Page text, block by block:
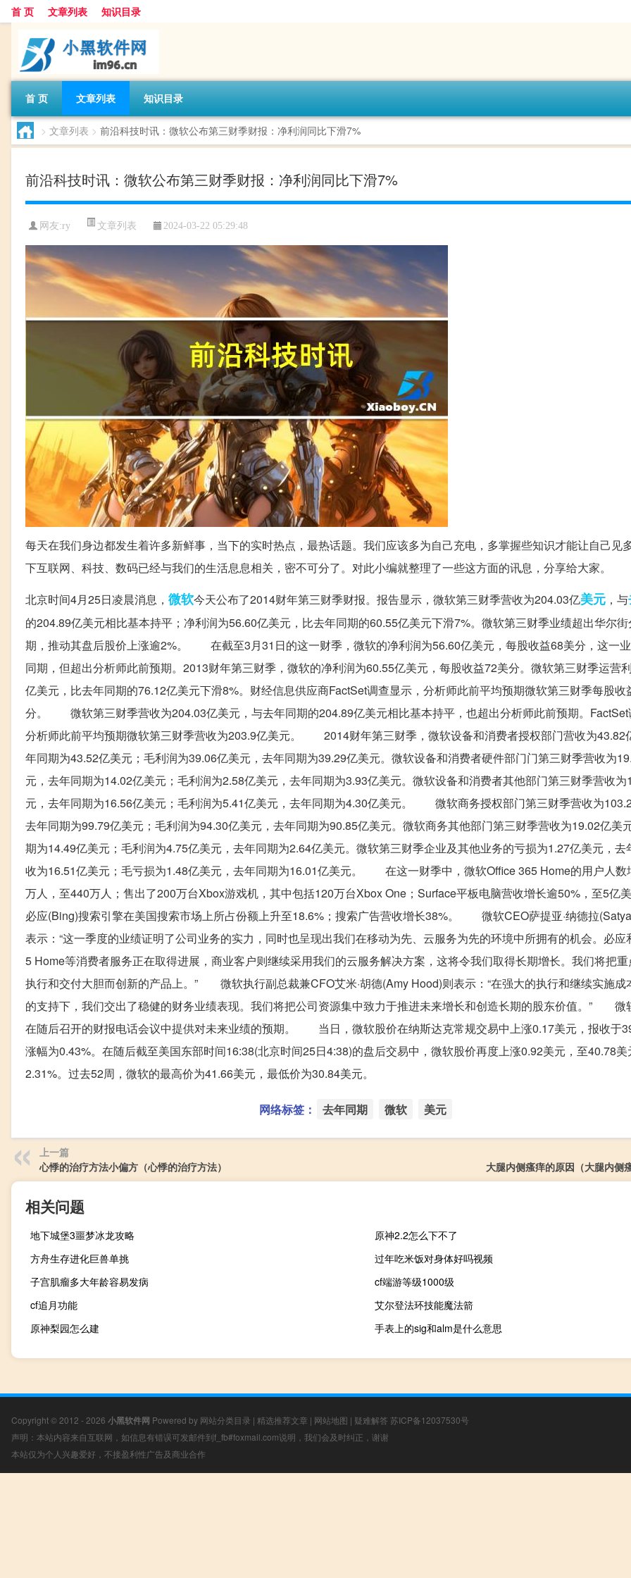
首 页 文章列表 知识目录
首 页 文章列表 知识目录
> 文章列表 > 前沿科技时讯：微软公布第三财季财报：净利润同比下滑7%
前沿科技时讯：微软公布第三财季财报：净利润同比下滑7%
网友:ry 文章列表 2024-03-22 05:29:48
每天在我们身边都发生着许多新鲜事，当下的实时热点，最热话题。我们应该多为自己充电，多掌握些知识才能让自己见
下互联网、科技、数码已经与我们的生活息息相关，密不可分了。对此小编就整理了一些这方面的讯息，分享给大家。
北京时间4月25日凌晨消息， 微软今天公布了2014财年第三财季财报。报告显示，微软第三财季营收为204.03亿美元 ，与
的204.89亿美元相比基本持平；净利润为56.60亿美元，比去年同期的60.55亿美元下滑7%。微软第三财季业绩超出华尔
期，推动其盘后股价上涨逾2%。 在截至3月31日的这一财季，微软的净利润为56.60亿美元，每股收益68美分，这一
同期，但超出分析师此前预期。2013财年第三财季，微软的净利润为60.55亿美元，每股收益72美分。微软第三财季运营
亿美元，比去年同期的76.12亿美元下滑8%。财经信息供应商FactSet调查显示，分析师此前平均预期微软第三财季每股收
分。 微软第三财季营收为204.03亿美元，与去年同期的204.89亿美元相比基本持平，也超出分析师此前预期。FactSet
分析师此前平均预期微软第三财季营收为203.9亿美元。 2014财年第三财季，微软设备和消费者授权部门营收为43.82
年同期为43.52亿美元；毛利润为39.06亿美元，去年同期为39.29亿美元。微软设备和消费者硬件部门门第三财季营收为
元，去年同期为14.02亿美元；毛利润为2.58亿美元，去年同期为3.93亿美元。微软设备和消费者其他部门第三财季营收为
元，去年同期为16.56亿美元；毛利润为5.41亿美元，去年同期为4.30亿美元。 微软商务授权部门第三财季营收为
去年同期为99.79亿美元；毛利润为94.30亿美元，去年同期为90.85亿美元。微软商务其他部门第三财季营收为19.02亿美
期为14.49亿美元；毛利润为4.75亿美元，去年同期为2.64亿美元。微软第三财季企业及其他业务的亏损为1.27亿美元，去
收为16.51亿美元；毛亏损为1.48亿美元，去年同期为16.01亿美元。 在这一财季中，微软Office 365 Home的用户人数
万人，至440万人；售出了200万台Xbox游戏机，其中包括120万台Xbox One；Surface平板电脑营收增长逾50%，至5亿
必应(Bing)搜索引擎在美国搜索市场上所占份额上升至18.6%；搜索广告营收增长38%。 微软CEO萨提亚·纳德拉
表示：“这一季度的业绩证明了公司业务的实力，同时也呈现出我们在移动为先、云服务为先的环境中所拥有的机会。必应
5 Home等消费者服务正在取得进展，商业客户则继续采用我们的云服务解决方案，这将令我们取得长期增长。我们将把
执行和交付大胆而创新的产品上。” 微软执行副总裁兼CFO艾米·胡德(Amy Hood)则表示：“在强大的执行和继续实施成
的支持下，我们交出了稳健的财务业绩表现。我们将把公司资源集中致力于推进未来增长和创造长期的股东价值。” 微
在随后召开的财报电话会议中提供对未来业绩的预期。 当日，微软股价在纳斯达克常规交易中上涨0.17美元，报收于
涨幅为0.43%。在随后截至美国东部时间16:38(北京时间25日4:38)的盘后交易中，微软股价再度上涨0.92美元，至40.78
2.31%。过去52周，微软的最高价为41.66美元，最低价为30.84美元。
网络标签： 去年同期 微软 美元
上一篇
心悸的治疗方法小偏方（心悸的治疗方法）
大腿内侧瘙痒的原因（大腿内侧
相关问题
地下城堡3噩梦冰龙攻略
原神2.2怎么下不了
方舟生存进化巨兽单挑
过年吃米饭对身体好吗视频
子宫肌瘤多大年龄容易发病
cf端游等级1000级
cf追月功能
艾尔登法环技能魔法箭
原神梨园怎么建
手表上的sig和alm是什么意思
Copyright © 2012 - 2026 小黑软件网 Powered by 网站分类目录 | 精选推荐文章 | 网站地图 | 疑难解答 苏ICP备12037530号
声明：本站内容来自互联网，如信息有错误可发邮件到f_fb#foxmail.com说明，我们会及时纠正，谢谢
本站仅为个人兴趣爱好，不接盈利性广告及商业合作